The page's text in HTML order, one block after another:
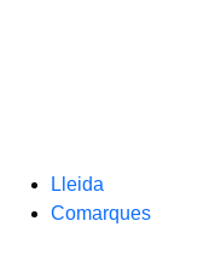
Lleida
Comarques